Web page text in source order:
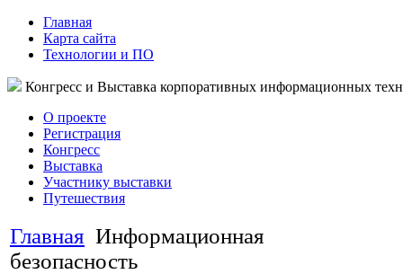
Главная
Карта сайта
Технологии и ПО
Конгресс и Выставка корпоративных информационных
О проекте
Регистрация
Конгресс
Выставка
Участнику выставки
Путешествия
Главная Информационная
безопасность